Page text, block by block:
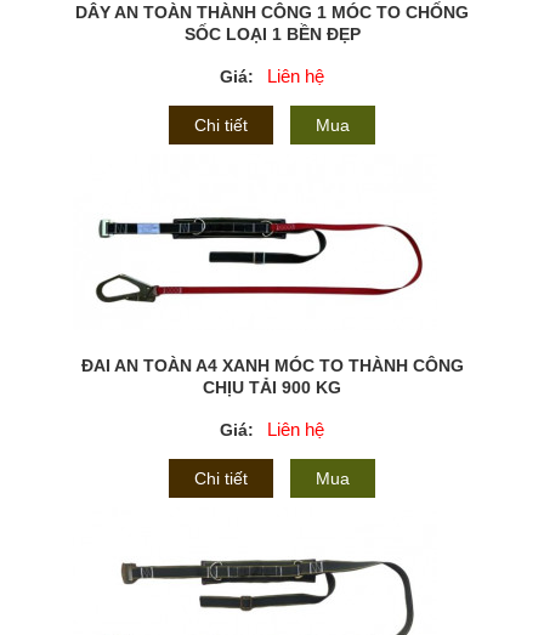
DÂY AN TOÀN THÀNH CÔNG 1 MÓC TO CHỐNG
SỐC LOẠI 1 BỀN ĐẸP
Giá: Liên hệ
Chi tiết Mua
ĐAI AN TOÀN A4 XANH MÓC TO THÀNH CÔNG
CHỊU TẢI 900 KG
Giá: Liên hệ
Chi tiết Mua